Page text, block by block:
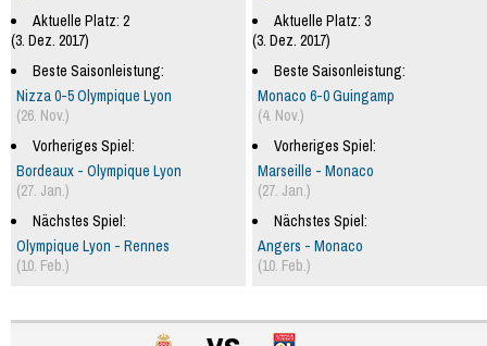
Aktuelle Platz: 3
(3. Dez. 2017)
Beste Saisonleistung:
Monaco 6-0 Guingamp
(4. Nov.)
Vorheriges Spiel:
Marseille - Monaco
(27. Jan.)
Nächstes Spiel:
Angers - Monaco
(10. Feb.)
Aktuelle Platz: 2
(3. Dez. 2017)
Beste Saisonleistung:
Nizza 0-5 Olympique Lyon
(26. Nov.)
Vorheriges Spiel:
Bordeaux - Olympique Lyon
(27. Jan.)
Nächstes Spiel:
Olympique Lyon - Rennes
(10. Feb.)